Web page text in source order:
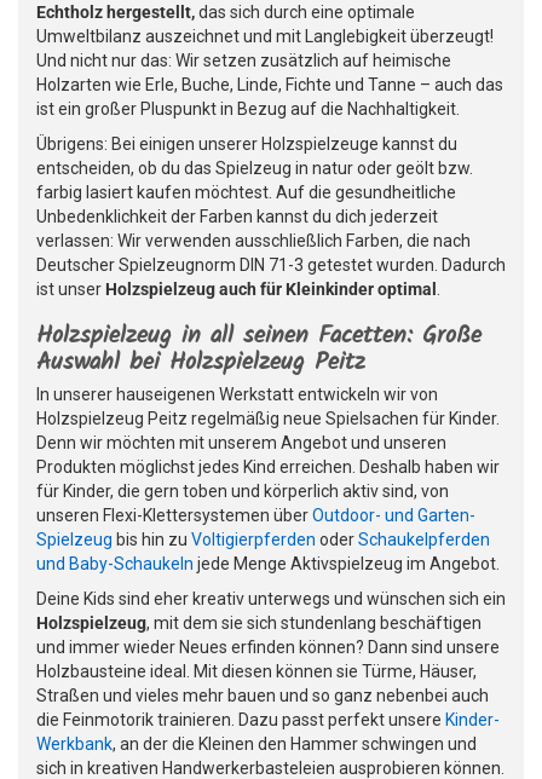
Echtholz hergestellt,das sich durch eine optimale
Umweltbilanz auszeichnet und mit Langlebigkeit überzeugt!
Und nicht nur das: Wir setzen zusätzlich auf heimische
Holzarten wie Erle, Buche, Linde, Fichte und Tanne – auch das
ist ein großer Pluspunkt in Bezug auf die Nachhaltigkeit.
Übrigens: Bei einigen unserer Holzspielzeuge kannst du
entscheiden, ob du das Spielzeug in natur oder geölt bzw.
farbig lasiert kaufen möchtest. Auf die gesundheitliche
Unbedenklichkeit der Farben kannst du dich jederzeit
verlassen: Wir verwenden ausschließlich Farben, die nach
Deutscher Spielzeugnorm DIN 71-3 getestet wurden. Dadurch
ist unser Holzspielzeug auch für Kleinkinder optimal
Holzspielzeug in all seinen Facetten: Große
Auswahl bei Holzspielzeug Peitz
In unserer hauseigenen Werkstatt entwickeln wir von
Holzspielzeug Peitz regelmäßig neue Spielsachen für Kinder.
Denn wir möchten mit unserem Angebot und unseren
Produkten möglichst jedes Kind erreichen. Deshalb haben wir
für Kinder, die gern toben und körperlich aktiv sind, von
unseren Flexi-Klettersystemen überOutdoor- und Garten-
Spielzeug bis hin zu Voltigierpferden oderSchaukelpferden
und Baby-Schaukeln jede Menge Aktivspielzeug im Angebot.
Deine Kids sind eher kreativ unterwegs und wünschen sich ein
Holzspielzeug, mit dem sie sich stundenlang beschäftigen
und immer wieder Neues erfinden können? Dann sind unsere
Holzbausteine ideal. Mit diesen können sie Türme, Häuser,
Straßen und vieles mehr bauen und so ganz nebenbei auch
die Feinmotorik trainieren. Dazu passt perfekt unsere Kinder-
Werkbank, an der die Kleinen den Hammer schwingen und
sich in kreativen Handwerkerbasteleien ausprobieren können.